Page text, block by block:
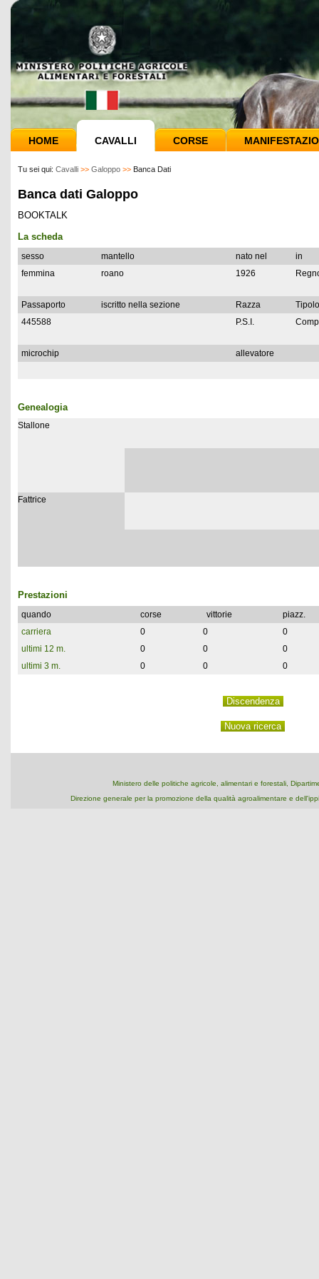
HOME CAVALLI CORSE
Tu sei qui: Cavalli >> Galoppo >> Banca Dati
Banca dati Galoppo
BOOKTALK
La scheda
sesso mantello nato nel
in
femmina
roano 1926
Passaporto iscritto nella sezione Razza
445588
P.S.I.
microchip allevatore
Genealogia
Stallone
Fattrice
Prestazioni
quando corse vittorie
piazz.
carriera
0 0
0
ultimi 12 m.
0 0
0
ultimi 3 m.
0 0 0
Ministero delle politiche agricole, alimentari e forestali,
Direzione generale per la promozione della qualità agroalimentare e